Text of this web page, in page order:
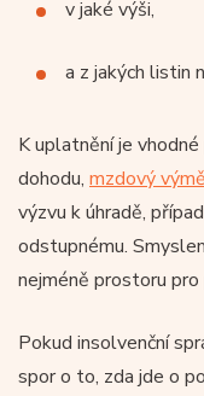
v jaké výši,
a z jakých listin
K uplatnění je
dohodu, mzdový
výzvu k úhradě,
odstupnému.
nejméně prostoru
Pokud insolvenční
spor o to, zda jde o